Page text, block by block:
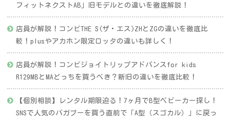
フィットネクストAB」旧モデルとの違いを徹底解説！
店員が解説！コンビTHE S(ザ・エス)ZHとZGの違いを徹底比
較！plusやアカホン限定ロッタの違いも詳しく！
店員が解説！コンビジョイトリップアドバンスfor kids
R129MBとMAどっちを買うべき？新旧の違いを徹底比較！
【個別相談】レンタル期限迫る！7ヶ月でB型ベビーカー探し！
SNSで人気のバガブーを買う直前で「A型（スゴカル）」に戻っ